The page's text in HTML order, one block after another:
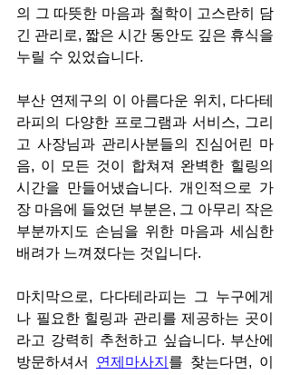
의 그 따뜻한 마음과 철학이 고스란히 담
긴 관리로, 짧은 시간 동안도 깊은 휴식을
누릴 수 있었습니다.
부산 연제구의 이 아름다운 위치, 다다테
라피의 다양한 프로그램과 서비스, 그리
고 사장님과 관리사분들의 진심어린 마
음, 이 모든 것이 합쳐져 완벽한 힐링의
시간을 만들어냈습니다. 개인적으로 가
장 마음에 들었던 부분은, 그 아무리 작은
부분까지도 손님을 위한 마음과 세심한
배려가 느껴졌다는 것입니다.
마치막으로, 다다테라피는 그 누구에게
나 필요한 힐링과 관리를 제공하는 곳이
라고 강력히 추천하고 싶습니다. 부산에
방문하셔서 연제마사지 를 찾는다면, 이